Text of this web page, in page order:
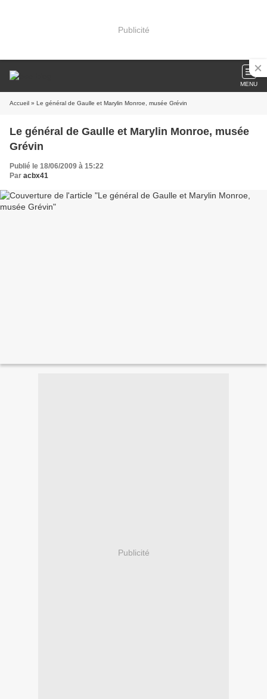
Publicité
MENU
Accueil » Le général de Gaulle et Marylin Monroe, musée Grévin
Le général de Gaulle et Marylin Monroe, musée
Grévin
Publié le 18/06/2009 à 15:22
Par acbx41
Publicité